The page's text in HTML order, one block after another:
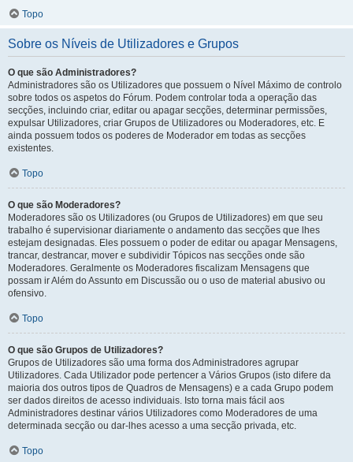
Topo
Sobre os Níveis de Utilizadores e Grupos
O que são Administradores?
Administradores são os Utilizadores que possuem o Nível Máximo de controlo
sobre todos os aspetos do Fórum. Podem controlar toda a operação das
secções, incluindo criar, editar ou apagar secções, determinar permissões,
expulsar Utilizadores, criar Grupos de Utilizadores ou Moderadores, etc. E
ainda possuem todos os poderes de Moderador em todas as secções
existentes.
Topo
O que são Moderadores?
Moderadores são os Utilizadores (ou Grupos de Utilizadores) em que seu
trabalho é supervisionar diariamente o andamento das secções que lhes
estejam designadas. Eles possuem o poder de editar ou apagar Mensagens,
trancar, destrancar, mover e subdividir Tópicos nas secções onde são
Moderadores. Geralmente os Moderadores fiscalizam Mensagens que
possam ir Além do Assunto em Discussão ou o uso de material abusivo ou
ofensivo.
Topo
O que são Grupos de Utilizadores?
Grupos de Utilizadores são uma forma dos Administradores agrupar
Utilizadores. Cada Utilizador pode pertencer a Vários Grupos (isto difere da
maioria dos outros tipos de Quadros de Mensagens) e a cada Grupo podem
ser dados direitos de acesso individuais. Isto torna mais fácil aos
Administradores destinar vários Utilizadores como Moderadores de uma
determinada secção ou dar-lhes acesso a uma secção privada, etc.
Topo